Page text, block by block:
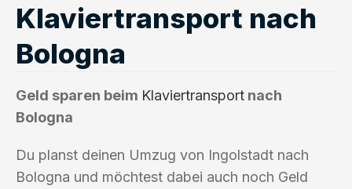
Klaviertransport nach
Bologna
Geld sparen beim Klaviertransport nach
Bologna
Du planst deinen Umzug von Ingolstadt nach
Bologna und möchtest dabei auch noch Geld